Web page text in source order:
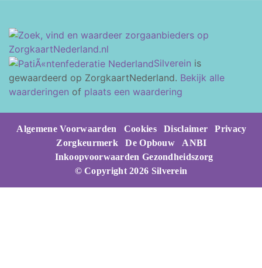
Silverein is
gewaardeerd op ZorgkaartNederland. Bekijk alle
waarderingen of plaats een waardering
Algemene Voorwaarden Cookies Disclaimer
Privacy
Zorgkeurmerk
De Opbouw
ANBI
Inkoopvoorwaarden Gezondheidszorg
© Copyright 2026 Silverein